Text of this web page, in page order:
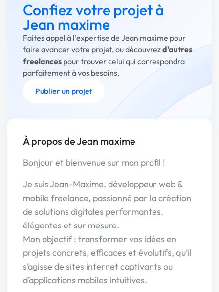
Confiez votre projet à
Jean maxime
Faites appel à l'expertise de Jean maxime pour
faire avancer votre projet, ou découvrezd'autres
freelances pour trouver celui qui correspondra
parfaitement à vos besoins.
Publier un projet
À propos de Jean maxime
Bonjour et bienvenue sur mon profil !
Je suis Jean-Maxime, développeur web &
mobile freelance, passionné par la création
de solutions digitales performantes,
élégantes et sur mesure.
Mon objectif : transformer vos idées en
projets concrets, efficaces et évolutifs, qu’il
s’agisse de sites internet captivants ou
d’applications mobiles intuitives.